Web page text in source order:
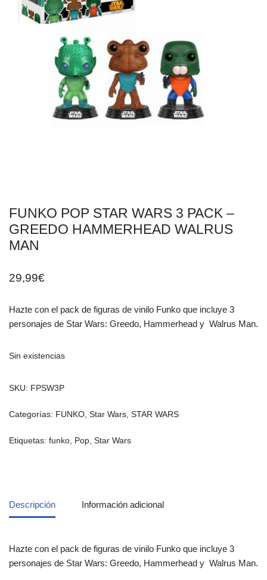
FUNKO POP STAR WARS 3 PACK –
GREEDO HAMMERHEAD WALRUS
MAN
29,99€
Hazte con el pack de figuras de vinilo Funko que incluye 3
personajes de Star Wars: Greedo, Hammerhead y Walrus Man.
Sin existencias
SKU: FPSW3P
Categorías: FUNKO, Star Wars, STAR WARS
Etiquetas: funko, Pop, Star Wars
Descripción Información adicional
Hazte con el pack de figuras de vinilo Funko que incluye 3
personajes de Star Wars: Greedo, Hammerhead y Walrus Man.